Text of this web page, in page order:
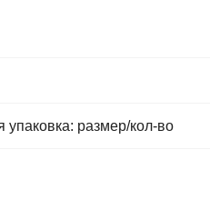
упаковка: размер/кол-во